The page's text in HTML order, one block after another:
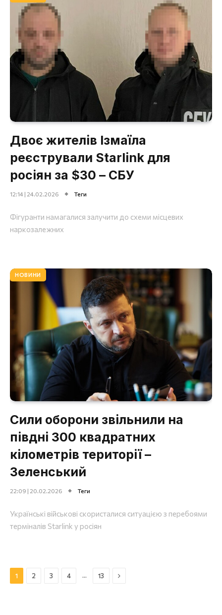
Двоє жителів Ізмаїла
реєстрували Starlink для
росіян за $30 – СБУ
12:14 | 24.02.2026 Теги
Фігуранти намагалися залучити до схеми місцевих
наркозалежних
НОВИНИ
Сили оборони звільнили на
півдні 300 квадратних
кілометрів території –
Зеленський
22:09 | 20.02.2026 Теги
Українські військові скористалися ситуацією з перебоями
терміналів Starlink у росіян
1 2 3 4 … 13 Далі